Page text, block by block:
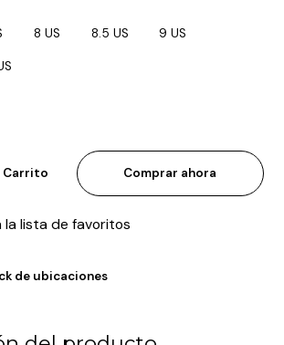
8 US 8.5 US 9 US
Carrito Comprar ahora
la lista de favoritos
de ubicaciones